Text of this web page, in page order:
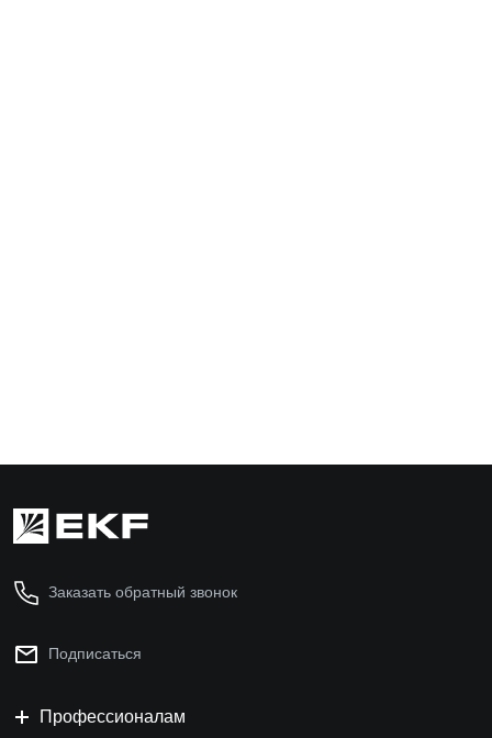
Заказать обратный звонок
Подписаться
Профессионалам